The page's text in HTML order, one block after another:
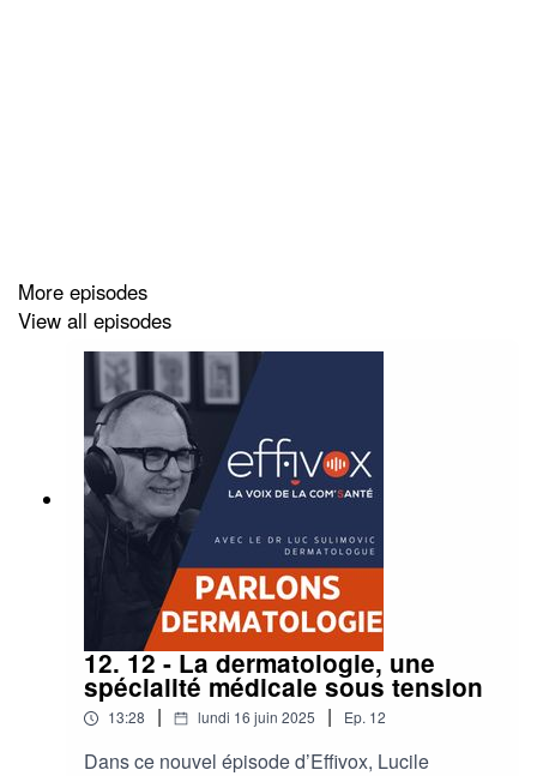
More episodes
View all episodes
12. 12 - La dermatologie, une
spécialité médicale sous tension
13:28 | lundi 16 juin 2025 | Ep. 12
Dans ce nouvel épisode d’Effivox, Lucile